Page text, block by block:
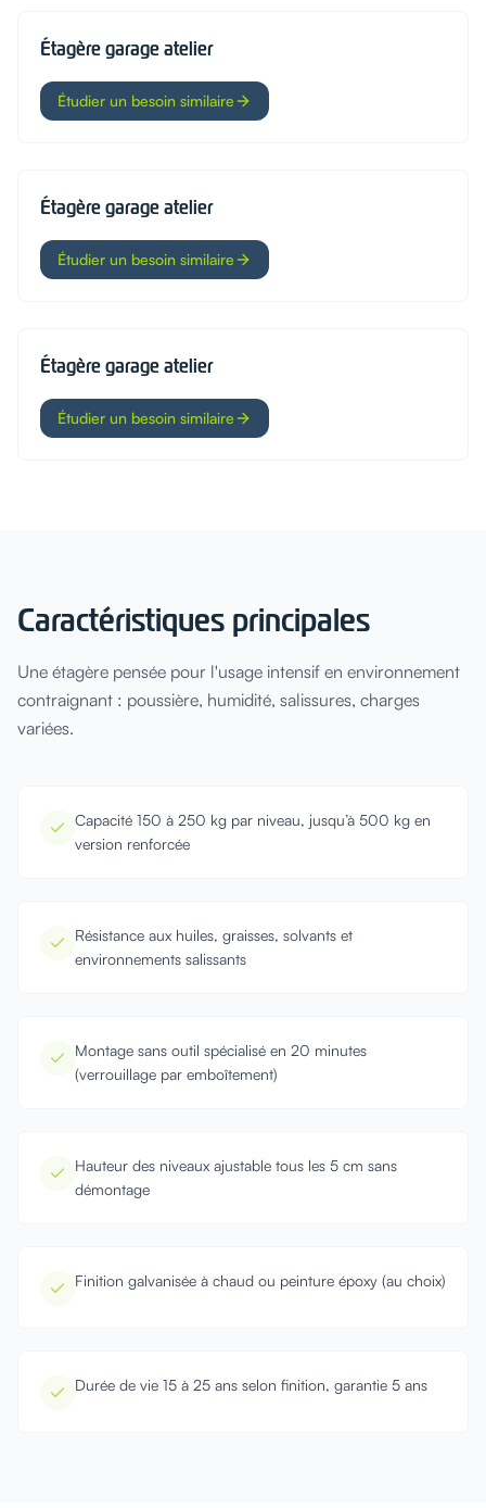
Étagère garage atelier
Étudier un besoin similaire
Étagère garage atelier
Étudier un besoin similaire
Étagère garage atelier
Étudier un besoin similaire
Caractéristiques principales
Une étagère pensée pour l'usage intensif en environnement
contraignant : poussière, humidité, salissures, charges
variées.
Capacité 150 à 250 kg par niveau, jusqu’à 500 kg en
version renforcée
Résistance aux huiles, graisses, solvants et
environnements salissants
Montage sans outil spécialisé en 20 minutes
(verrouillage par emboîtement)
Hauteur des niveaux ajustable tous les 5 cm sans
démontage
Finition galvanisée à chaud ou peinture époxy (au choix)
Durée de vie 15 à 25 ans selon finition, garantie 5 ans